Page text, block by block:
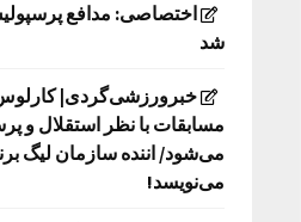
اختصاصی: مدافع
شد
خبرورزشی‌گردی|
مسابقات با نظر استقلال و
می‌شود/ اننده سازمان لیگ
می‌نویسد!